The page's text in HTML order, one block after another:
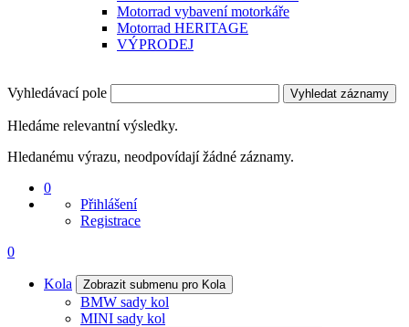
Motorrad vybavení motorkáře
Motorrad HERITAGE
VÝPRODEJ
Vyhledávací pole Vyhledat záznamy
Hledáme relevantní výsledky.
Hledanému výrazu, neodpovídají žádné záznamy.
0
Přihlášení
Registrace
0
Kola Zobrazit submenu pro Kola
BMW sady kol
MINI sady kol